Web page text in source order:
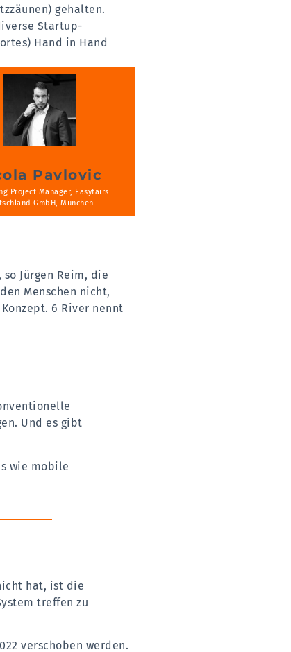
gehalten.
Startup-
Hand in Hand
Pavlovic
Project Manager, Easyfairs
GmbH, München
Jürgen Reim, die
Menschen nicht,
6 River nennt
Und es gibt
wie mobile
hat, ist die
treffen zu
verschoben werden.